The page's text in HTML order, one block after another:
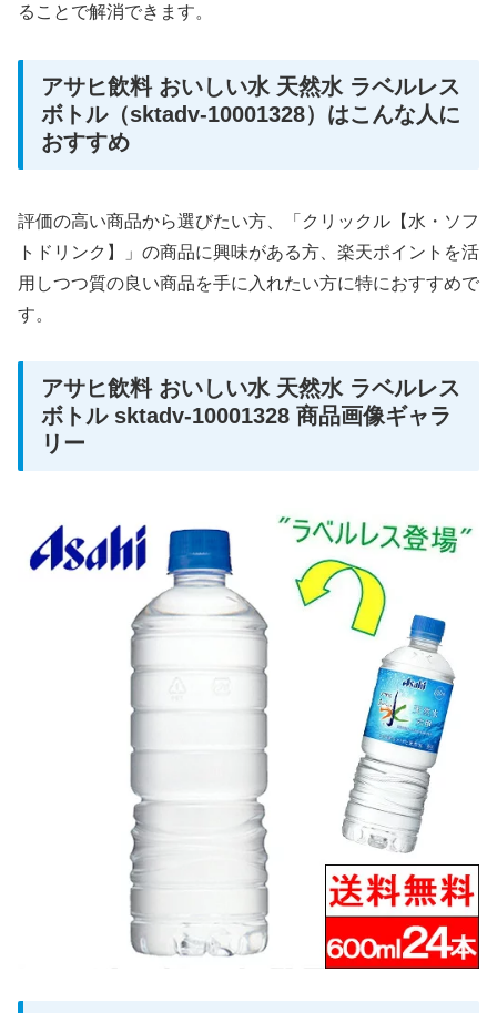
ることで解消できます。
アサヒ飲料 おいしい水 天然水 ラベルレス
ボトル（sktadv-10001328）はこんな人に
おすすめ
評価の高い商品から選びたい方、「クリックル【水・ソフ
トドリンク】」の商品に興味がある方、楽天ポイントを活
用しつつ質の良い商品を手に入れたい方に特におすすめで
す。
アサヒ飲料 おいしい水 天然水 ラベルレス
ボトル sktadv-10001328 商品画像ギャラ
リー